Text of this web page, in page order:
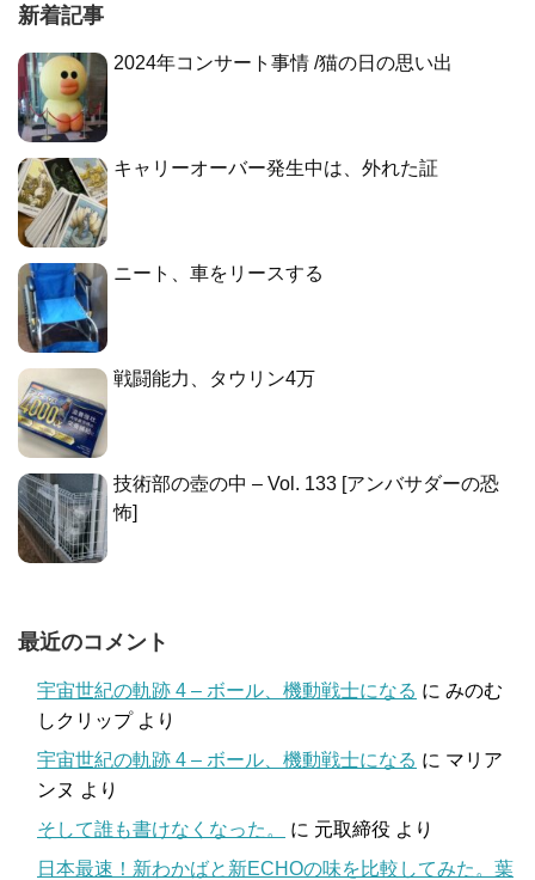
新着記事
2024年コンサート事情 /猫の日の思い出
キャリーオーバー発生中は、外れた証
ニート、車をリースする
戦闘能力、タウリン4万
技術部の壺の中 – Vol. 133 [アンバサダーの恐
怖]
最近のコメント
宇宙世紀の軌跡 4 – ボール、機動戦士になる に みのむ
しクリップより
宇宙世紀の軌跡 4 – ボール、機動戦士になる に マリア
ンヌ より
そして誰も書けなくなった。
に 元取締役 より
日本最速！新わかばと新ECHOの味を比較してみた。葉